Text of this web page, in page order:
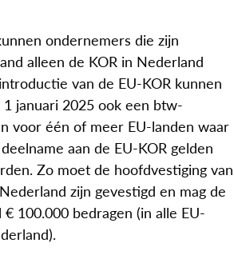
ondernemers die zijn
alleen de KOR in Nederland
van de EU-KOR kunnen
januari 2025 ook een btw-
voor één of meer EU-landen waar
aan de EU-KOR gelden
Zo moet de hoofdvestiging van
zijn gevestigd en mag de
100.000 bedragen (in alle EU-